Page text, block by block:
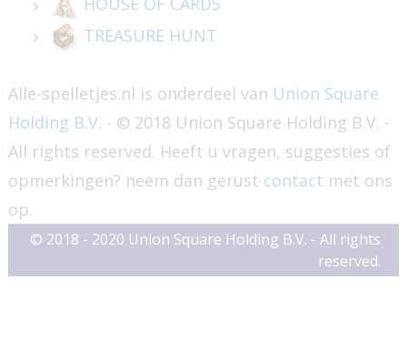
TREASURE HUNT
Alle-spelletjes.nl is onderdeel van Union Square
Holding B.V. - © 2018 Union Square Holding B.V. -
All rights reserved. Heeft u vragen, suggesties of
opmerkingen? neem dan gerust contact met ons
op.
© 2018 - 2020 Union Square Holding B.V. - All rights
reserved.